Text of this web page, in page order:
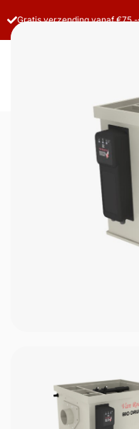
Gratis verzending vanaf €75,-